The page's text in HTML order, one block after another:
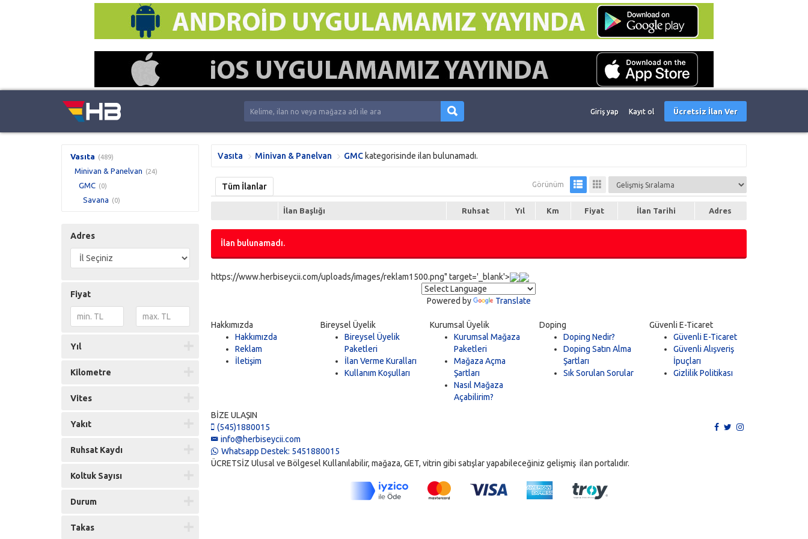
Giriş yap Kayıt ol Ücretsiz İlan Ver
Vasıta (489)
Minivan & Panelvan (24)
GMC (0)
Savana (0)
Adres
Fiyat
Yıl
Kilometre
Vites
Yakıt
Ruhsat Kaydı
Koltuk Sayısı
Durum
Takas
Vasıta Minivan & Panelvan GMC kategorisinde ilan bulunamadı.
Tüm İlanlar Görünüm
İlan Başlığı Ruhsat Yıl Km Fiyat İlan Tarihi Adres
İlan bulunamadı.
https://www.herbiseycii.com/uploads/images/reklam1500.png" target='_blank'>
Powered by Translate
Hakkımızda
Hakkımızda
Reklam
İletişim
Bireysel Üyelik
Bireysel Üyelik
Paketleri
İlan Verme Kuralları
Kullanım Koşulları
Kurumsal Üyelik
Kurumsal Mağaza
Paketleri
Mağaza Açma
Şartları
Nasıl Mağaza
Açabilirim?
Doping
Doping Nedir?
Doping Satın Alma
Şartları
Sık Sorulan Sorular
Güvenli E-Ticaret
Güvenli E-Ticaret
Güvenli Alışveriş
İpuçları
Gizlilik Politikası
BİZE ULAŞIN
(545)1880015
info@herbiseycii.com
Whatsapp Destek: 5451880015
ÜCRETSİZ Ulusal ve Bölgesel Kullanılabilir, mağaza, GET, vitrin gibi satışlar yapabileceğiniz gelişmiş ilan portalıdır.